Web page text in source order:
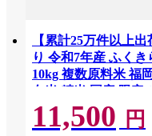
【累計25万件以上出
り 令和7年産 ふくき
10kg 複数原料米 福
白米 精米 国産 限定
ご飯 白飯 米 10kg お
さと人気 ランキング
11,500 円